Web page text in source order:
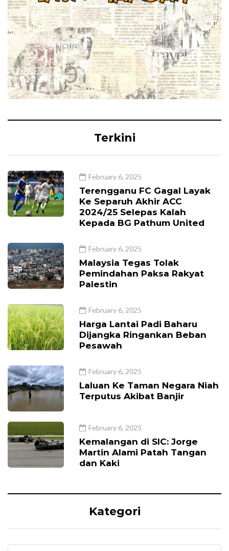
Terkini
February 6, 2025
Terengganu FC Gagal Layak
Ke Separuh Akhir ACC
2024/25 Selepas Kalah
Kepada BG Pathum United
February 6, 2025
Malaysia Tegas Tolak
Pemindahan Paksa Rakyat
Palestin
February 6, 2025
Harga Lantai Padi Baharu
Dijangka Ringankan Beban
Pesawah
February 6, 2025
Laluan Ke Taman Negara Niah
Terputus Akibat Banjir
February 6, 2025
Kemalangan di SIC: Jorge
Martin Alami Patah Tangan
dan Kaki
Kategori